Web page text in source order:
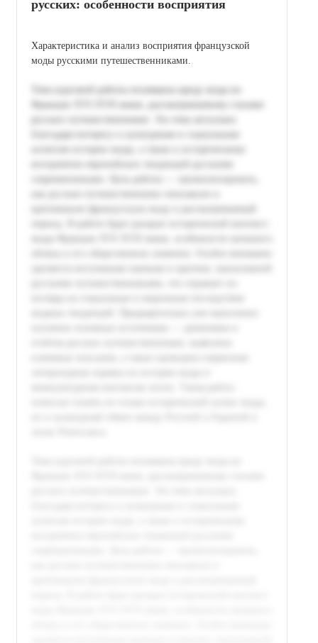
русских: особенности восприятия
Характеристика и анализ восприятия французской
моды русскими путешественниками.